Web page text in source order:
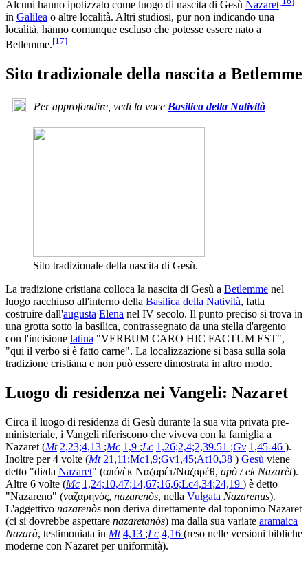
Alcuni hanno ipotizzato come luogo di nascita di Gesù Nazaret
in Galilea o altre località. Altri studiosi, pur non indicando una
località, hanno comunque escluso che potesse essere nato a
Betlemme.[17]
Sito tradizionale della nascita a Betlemme
Per approfondire, vedi la voce Basilica della Natività
Sito tradizionale della nascita di Gesù.
La tradizione cristiana colloca la nascita di Gesù a Betlemme nel
luogo racchiuso all'interno della Basilica della Natività, fatta
costruire dall'augusta Elena nel IV secolo. Il punto preciso si trova in
una grotta sotto la basilica, contrassegnato da una stella d'argento
con l'incisione latina "VERBUM CARO HIC FACTUM EST",
"qui il verbo si è fatto carne". La localizzazione si basa sulla sola
tradizione cristiana e non può essere dimostrata in altro modo.
Luogo di residenza nei Vangeli: Nazaret
Circa il luogo di residenza di Gesù durante la sua vita privata pre-
ministeriale, i Vangeli riferiscono che viveva con la famiglia a
Nazaret (Mt 2,23;4,13 ;Mc 1,9 ;Lc 1,26;2,4;2,39.51 ;Gv 1,45-46 ).
Inoltre per 4 volte (Mt 21,11;Mc1,9;Gv1,45;At10,38 ) Gesù viene
detto "di/da Nazaret" (από/ὲκ Ναζαρέτ/Ναζαρέθ, apò / ek Nazarèt).
Altre 6 volte (Mc 1,24;10,47;14,67;16,6;Lc4,34;24,19 ) è detto
"Nazareno" (ναζαρηνός, nazarenòs, nella Vulgata Nazarenus).
L'aggettivo nazarenòs non deriva direttamente dal toponimo Nazaret
(ci si dovrebbe aspettare nazaretanòs) ma dalla sua variate aramaica
Nazarà, testimoniata in Mt 4,13 ;Lc 4,16 (reso nelle versioni bibliche
moderne con Nazaret per uniformità).